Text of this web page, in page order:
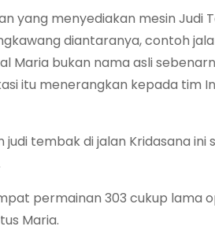
yang menyediakan mesin Judi
diantaranya, contoh
Maria bukan nama asli
itu menerangkan kepada tim
tembak di jalan Kridasana
permainan 303 cukup lama
Maria.